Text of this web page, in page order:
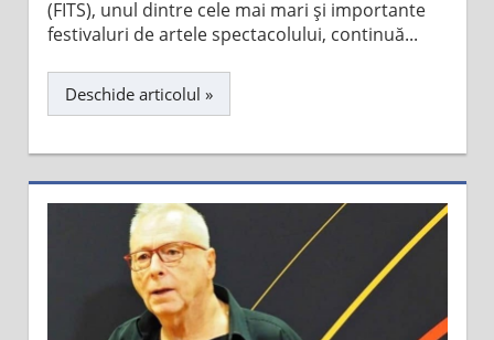
(FITS), unul dintre cele mai mari și importante
festivaluri de artele spectacolului, continuă...
Deschide articolul »